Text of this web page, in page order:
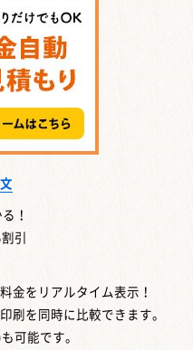
！
引
金をリアルタイム表示！
刷を同時に比較できます。
可能です。